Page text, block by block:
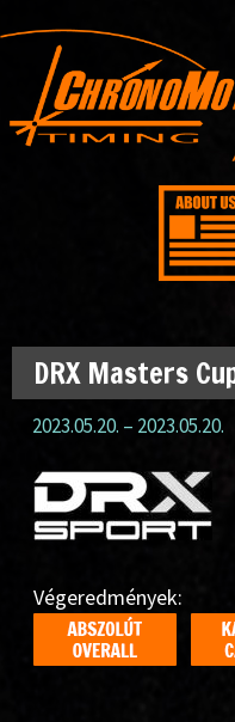
DRX Masters
2023.05.20. – 2023.05.20.
Végeredmények: